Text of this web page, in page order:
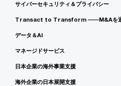
サイバーセキュリティ＆プライバシー
Transact to Transform ――M&Aを通
データ＆AI
マネージドサービス
日本企業の海外事業支援
海外企業の日本展開支援